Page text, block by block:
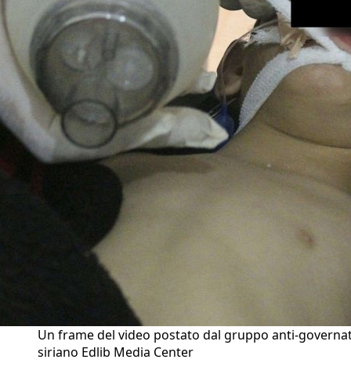
Un frame del video postato dal gruppo anti-
siriano Edlib Media Center